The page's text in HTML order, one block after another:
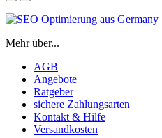
Mehr über...
AGB
Angebote
Ratgeber
sichere Zahlungsarten
Kontakt & Hilfe
Versandkosten